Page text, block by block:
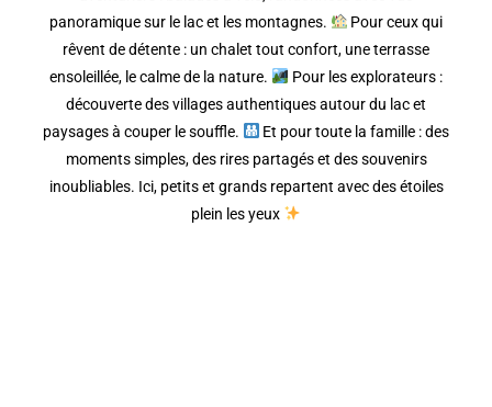
panoramique sur le lac et les montagnes.
Pour ceux qui
rêvent de détente : un chalet tout confort, une terrasse
ensoleillée, le calme de la nature.
Pour les explorateurs :
découverte des villages authentiques autour du lac et
paysages à couper le souffle.
Et pour toute la famille : des
moments simples, des rires partagés et des souvenirs
inoubliables. Ici, petits et grands repartent avec des étoiles
plein les yeux